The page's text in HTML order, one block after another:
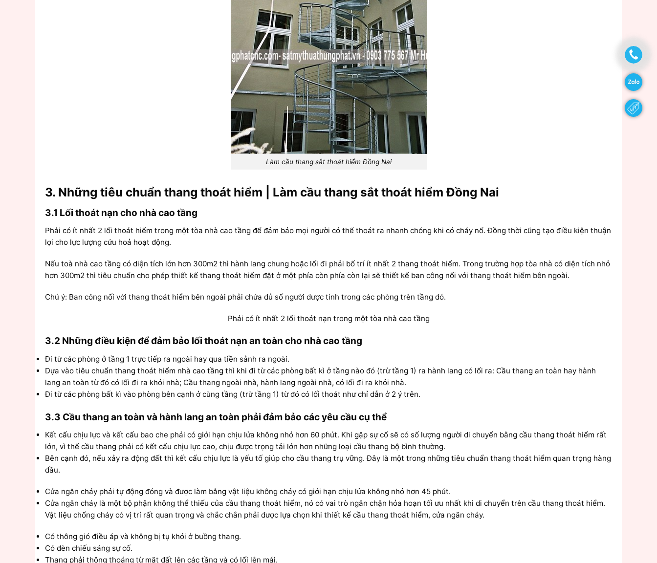
Làm cầu thang sắt thoát hiểm Đồng Nai
3. Những tiêu chuẩn thang thoát hiểm | Làm cầu thang sắt thoát hiểm Đồng Nai
3.1 Lối thoát nạn cho nhà cao tầng
Phải có ít nhất 2 lối thoát hiểm trong một tòa nhà cao tầng để đảm bảo mọi người có thể thoát ra nhanh chóng khi có cháy nổ. Đồng thời cũng tạo điều kiện thuận
lợi cho lực lượng cứu hoả hoạt động.
Nếu toà nhà cao tầng có diện tích lớn hơn 300m2 thì hành lang chung hoặc lối đi phải bố trí ít nhất 2 thang thoát hiểm. Trong trường hợp tòa nhà có diện tích nhỏ
hơn 300m2 thì tiêu chuẩn cho phép thiết kế thang thoát hiểm đặt ở một phía còn phía còn lại sẽ thiết kế ban công nối với thang thoát hiểm bên ngoài.
Chú ý: Ban công nối với thang thoát hiểm bên ngoài phải chứa đủ số người được tính trong các phòng trên tầng đó.
Phải có ít nhất 2 lối thoát nạn trong một tòa nhà cao tầng
3.2 Những điều kiện để đảm bảo lối thoát nạn an toàn cho nhà cao tầng
Đi từ các phòng ở tầng 1 trực tiếp ra ngoài hay qua tiền sảnh ra ngoài.
Dựa vào tiêu chuẩn thang thoát hiểm nhà cao tầng thì khi đi từ các phòng bất kì ở tầng nào đó (trừ tầng 1) ra hành lang có lối ra: Cầu thang an toàn hay hành
lang an toàn từ đó có lối đi ra khỏi nhà; Cầu thang ngoài nhà, hành lang ngoài nhà, có lối đi ra khỏi nhà.
Đi từ các phòng bất kì vào phòng bên cạnh ở cùng tầng (trừ tầng 1) từ đó có lối thoát như chỉ dẫn ở 2 ý trên.
3.3 Cầu thang an toàn và hành lang an toàn phải đảm bảo các yêu cầu cụ thể
Kết cấu chịu lực và kết cấu bao che phải có giới hạn chịu lửa không nhỏ hơn 60 phút. Khi gặp sự cố sẽ có số lượng người di chuyển bằng cầu thang thoát hiểm rất
lớn, vì thế cầu thang phải có kết cấu chịu lực cao, chịu được trọng tải lớn hơn những loại cầu thang bộ bình thường.
Bên cạnh đó, nếu xảy ra động đất thì kết cấu chịu lực là yếu tố giúp cho cầu thang trụ vững. Đây là một trong những tiêu chuẩn thang thoát hiểm quan trọng hàng
đầu.
Cửa ngăn cháy phải tự động đóng và được làm bằng vật liệu không cháy có giới hạn chịu lửa không nhỏ hơn 45 phút.
Cửa ngăn cháy là một bộ phận không thể thiếu của cầu thang thoát hiểm, nó có vai trò ngăn chặn hỏa hoạn tối ưu nhất khi di chuyển trên cầu thang thoát hiểm.
Vật liệu chống cháy có vị trí rất quan trọng và chắc chắn phải được lựa chọn khi thiết kế cầu thang thoát hiểm, cửa ngăn cháy.
Có thông gió điều áp và không bị tụ khói ở buồng thang.
Có đèn chiếu sáng sự cố.
Thang phải thông thoáng từ mặt đất lên các tầng và có lối lên mái.